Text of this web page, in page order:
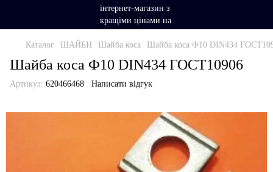
Каталог ШАЙБИ Шайба коса Шайба коса Ф10 DIN434
Шайба коса Ф10 DIN434 ГОСТ10906
Артикул: 620466468 Написати відгук